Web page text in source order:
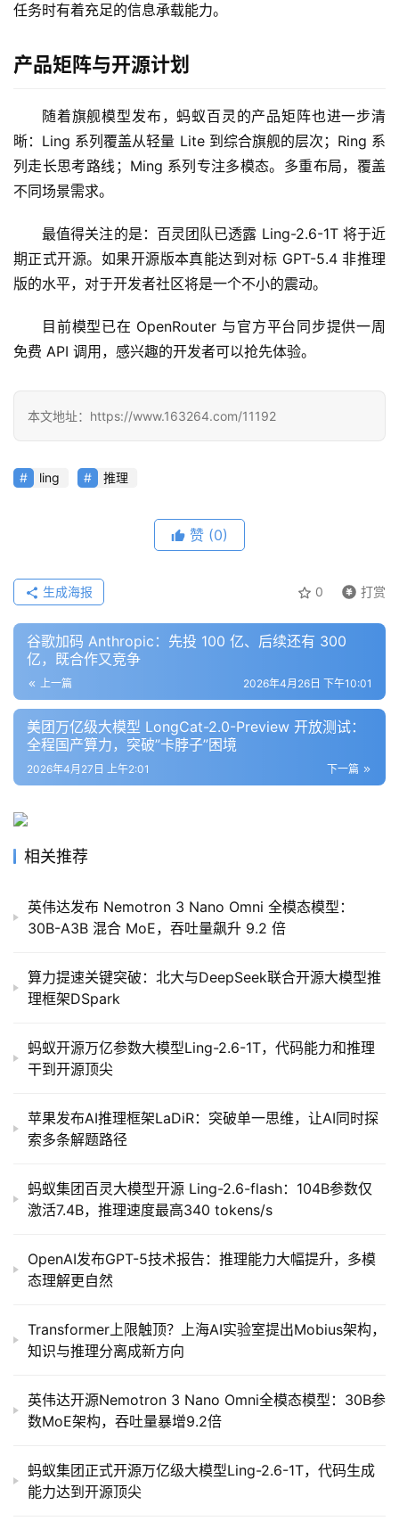
业
好
教
程
型
框
告
登录 注册
任务时有着充足的信息承载能力。
产品矩阵与开源计划
随着旗舰模型发布，蚂蚁百灵的产品矩阵也进一步清
晰：Ling 系列覆盖从轻量 Lite 到综合旗舰的层次；Ring 系
列走长思考路线；Ming 系列专注多模态。多重布局，覆盖
不同场景需求。
最值得关注的是：百灵团队已透露 Ling-2.6-1T 将于近
期正式开源。如果开源版本真能达到对标 GPT-5.4 非推理
版的水平，对于开发者社区将是一个不小的震动。
目前模型已在 OpenRouter 与官方平台同步提供一周
免费 API 调用，感兴趣的开发者可以抢先体验。
本文地址：https://www.163264.com/11192
ling 推理
赞 (0)
0 打赏
生成海报
谷歌加码 Anthropic：先投 100 亿、后续还有 300
亿，既合作又竞争
上一篇 2026年4月26日 下午10:01
美团万亿级大模型 LongCat-2.0-Preview 开放测试：
全程国产算力，突破”卡脖子”困境
下一篇
2026年4月27日 上午2:01
相关推荐
英伟达发布 Nemotron 3 Nano Omni 全模态模型：
30B-A3B 混合 MoE，吞吐量飙升 9.2 倍
算力提速关键突破：北大与DeepSeek联合开源大模型推
理框架DSpark
蚂蚁开源万亿参数大模型Ling-2.6-1T，代码能力和推理
干到开源顶尖
苹果发布AI推理框架LaDiR：突破单一思维，让AI同时探
索多条解题路径
蚂蚁集团百灵大模型开源 Ling-2.6-flash：104B参数仅
激活7.4B，推理速度最高340 tokens/s
OpenAI发布GPT-5技术报告：推理能力大幅提升，多模
态理解更自然
Transformer上限触顶？上海AI实验室提出Mobius架构，
知识与推理分离成新方向
英伟达开源Nemotron 3 Nano Omni全模态模型：30B参
数MoE架构，吞吐量暴增9.2倍
蚂蚁集团正式开源万亿级大模型Ling-2.6-1T，代码生成
能力达到开源顶尖